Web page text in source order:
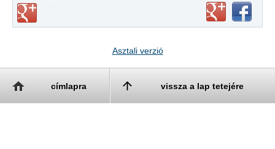
Asztali verzió
címlapra vissza a lap tetejére